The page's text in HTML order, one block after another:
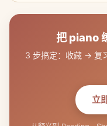
把 piano
3 步搞定：收藏 → 复
立